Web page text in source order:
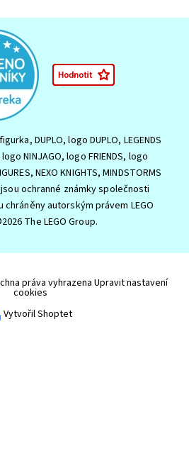
DUPLO, logo DUPLO, LEGENDS
logo NINJAGO, logo FRIENDS, logo
NEXO KNIGHTS, MINDSTORMS
jsou ochranné známky společnosti
chráněny autorským právem LEGO
The LEGO Group.
práva vyhrazena Upravit nastavení
cookies
Vytvořil Shoptet